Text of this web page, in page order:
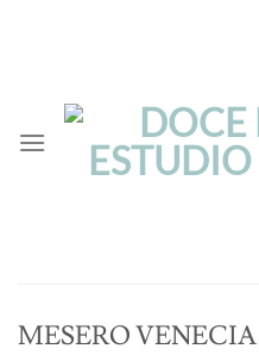
MESERO VENECIA